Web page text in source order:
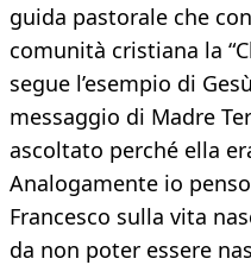
guida pastorale che
comunità cristiana la
segue l’esempio di
messaggio di Madre
ascoltato perché ella
Analogamente io
Francesco sulla vita
da non poter essere